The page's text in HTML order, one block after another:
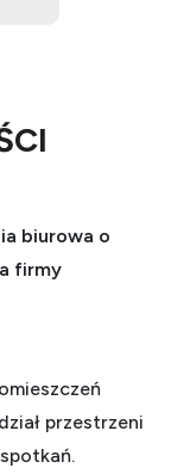
biurowa o
firmy
przestrzeni